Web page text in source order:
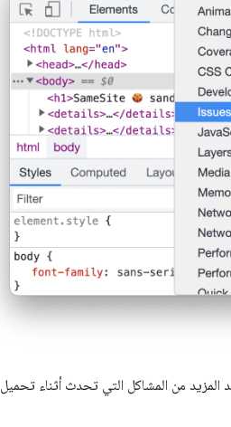
من المشاكل التي تحدث أثناء تحميل